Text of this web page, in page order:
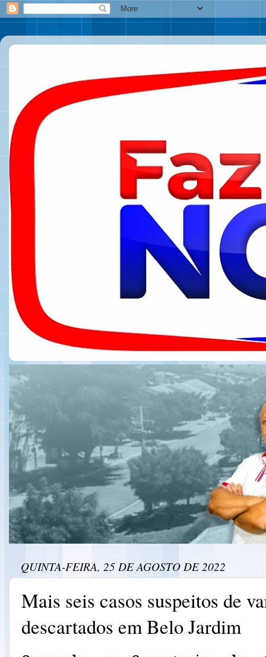
QUINTA-FEIRA, 25 DE AGOSTO DE 2022
Mais seis casos suspeitos de
descartados em Belo Jardim